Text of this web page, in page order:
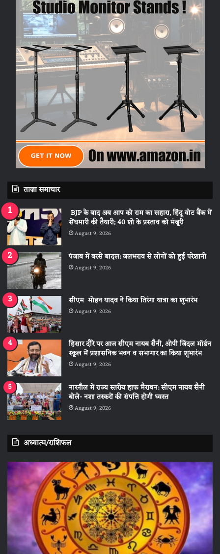
ताज़ा समाचार
BJP के बाद अब आप को राम का सहारा, हिंदू वोट बैंक में
सेंधमारी की तैयारी; 40 शो के प्रस्ताव को मंजूरी
August 9, 2026
पंजाब में बरसे बादल: जलभराव से लोगों को हुई परेशानी
August 9, 2026
सीएम मोहन यादव ने किया तिरंगा यात्रा का शुभारंभ
August 9, 2026
हिसार दौरे पर आज सीएम नायब सैनी, ओपी जिंदल मॉर्डन
स्कूल में प्रशासनिक भवन व सभागार का किया शुभारंभ
August 9, 2026
नारनौल में राज्य स्तरीय हाफ मैराथन: सीएम नायब सैनी
बोले- नशा तस्करों की संपत्ति होगी ध्वस्त
August 9, 2026
अध्यात्म/राशिफल